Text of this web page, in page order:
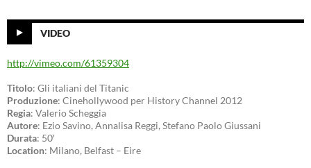
VIDEO
http://vimeo.com/61359304
Titolo: Gli italiani del Titanic
Produzione: Cinehollywood per History Channel 2012
Regia: Valerio Scheggia
Autore: Ezio Savino, Annalisa Reggi, Stefano Paolo Giussani
Durata: 50′
Location: Milano, Belfast – Eire